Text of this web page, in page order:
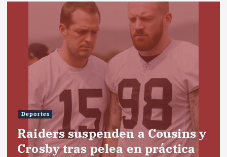
Deportes
Raiders suspenden a Cousins y
Crosby tras pelea en práctica